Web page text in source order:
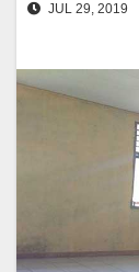
JUL 29, 2019